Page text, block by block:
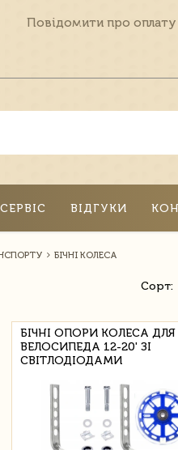
Повідомити про оплату
ВІДГУКИ
БІЧНІ КОЛЕСА
Сорт:
БІЧНІ ОПОРИ КОЛЕСА ДЛЯ
ВЕЛОСИПЕДА 12-20' ЗІ
СВІТЛОДІОДАМИ